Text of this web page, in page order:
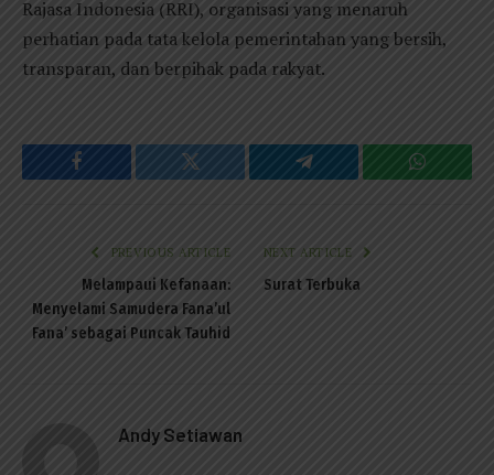
Rajasa Indonesia (RRI), organisasi yang menaruh
perhatian pada tata kelola pemerintahan yang bersih,
transparan, dan berpihak pada rakyat.
Facebook Twitter Telegram
PREVIOUS ARTICLE
Melampaui Kefanaan:
Menyelami Samudera Fana’ul
Fana’ sebagai Puncak Tauhid
NEXT ARTICLE
Surat Terbuka
Andy Setiawan